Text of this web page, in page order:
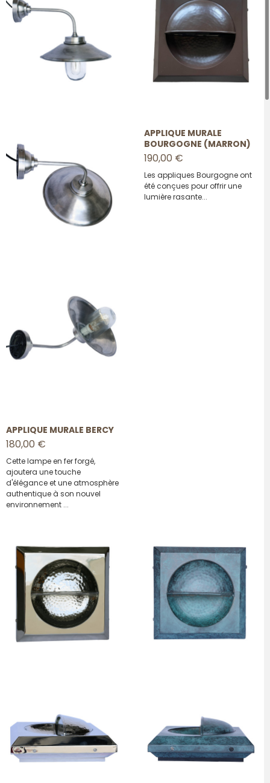
APPLIQUE MURALE BERCY
180,00 €
Cette lampe en fer forgé,
ajoutera une touche
d'élégance et une atmosphère
authentique à son nouvel
environnement ...
APPLIQUE MURALE
BOURGOGNE (MARRON)
190,00 €
Les appliques Bourgogne ont
été conçues pour offrir une
lumière rasante...